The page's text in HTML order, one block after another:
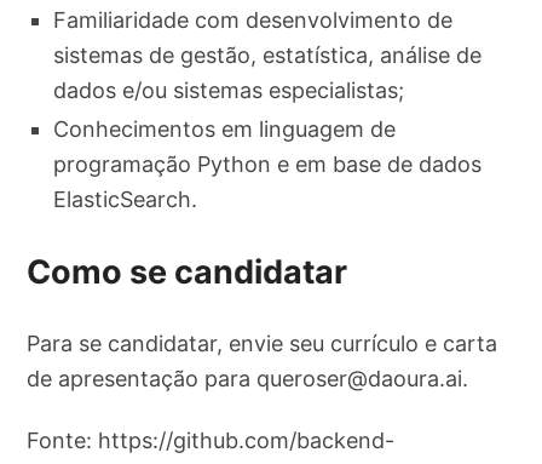
Familiaridade com desenvolvimento de
sistemas de gestão, estatística, análise de
dados e/ou sistemas especialistas;
Conhecimentos em linguagem de
programação Python e em base de dados
ElasticSearch.
Como se candidatar
Para se candidatar, envie seu currículo e carta
de apresentação para queroser@daoura.ai.
Fonte: https://github.com/backend-